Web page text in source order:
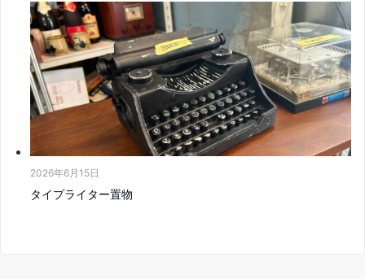
2026年6月15日
タイプライター置物